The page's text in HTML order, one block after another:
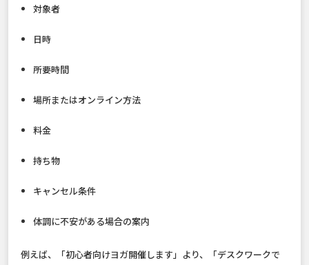
対象者
日時
所要時間
場所またはオンライン方法
料金
持ち物
キャンセル条件
体調に不安がある場合の案内
例えば、「初心者向けヨガ開催します」より、「デスクワークで